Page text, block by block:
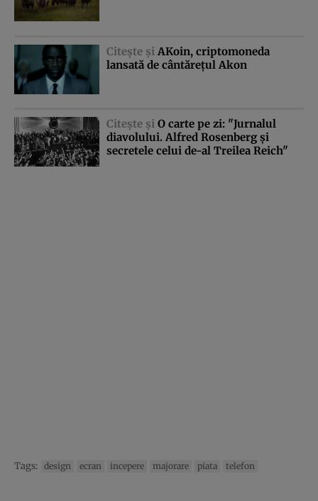
Citeşte şi AKoin, criptomoneda
lansată de cântăreţul Akon
Citeşte şi O carte pe zi: "Jurnalul
diavolului. Alfred Rosenberg şi
secretele celui de-al Treilea Reich"
Tags: design ecran incepere majorare piata telefon